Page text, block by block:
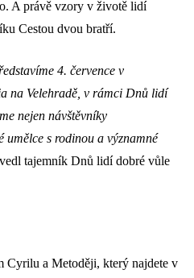
A právě vzory v životě lidí
Cestou dvou bratří.
4. července v
na Velehradě, v rámci Dnů lidí
nejen návštěvníky
umělce s rodinou a významné
tajemník Dnů lidí dobré vůle
Cyrilu a Metoději, který najdete v